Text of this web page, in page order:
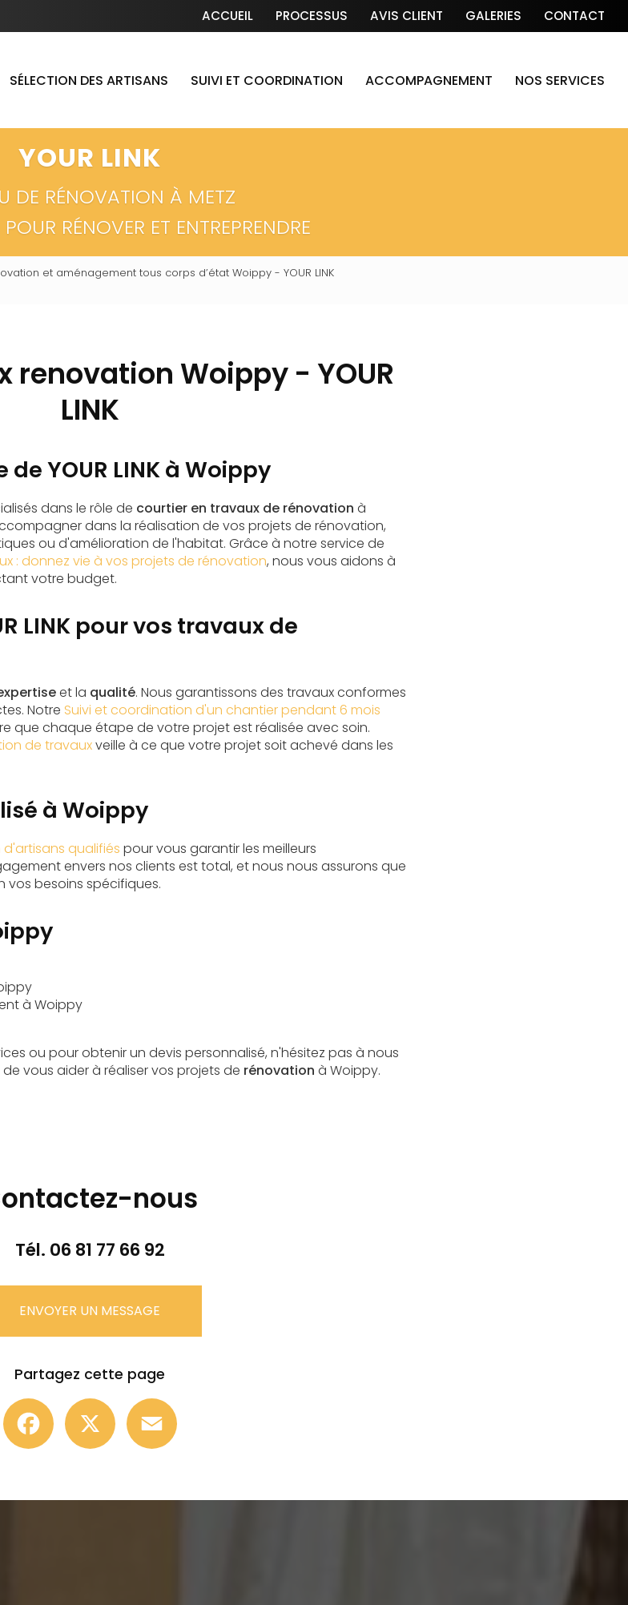
Navigation secondaire
ACCUEIL PROCESSUS AVIS CLIENT GALERIES CONTACT
SÉLECTION DES ARTISANS SUIVI ET COORDINATION ACCOMPAGNEMENT NOS SERVICES
YOUR LINK
DE RÉNOVATION À METZ
RÉNOVER ET ENTREPRENDRE
et aménagement tous corps d’état Woippy - YOUR LINK
Woippy - YOUR
LINK
YOUR LINK à Woippy
dans le rôle de courtier en travaux de rénovation à
dans la réalisation de vos projets de rénovation,
ou d'amélioration de l'habitat. Grâce à notre service de
: donnez vie à vos projets de rénovation, nous vous aidons à
votre budget.
LINK pour vos travaux de
et la qualité. Nous garantissons des travaux conformes
Notre Suivi et coordination d'un chantier pendant 6 mois
que chaque étape de votre projet est réalisée avec soin.
de travauxveille à ce que votre projet soit achevé dans les
à Woippy
qualifiés pour vous garantir les meilleurs
envers nos clients est total, et nous nous assurons que
vos besoins spécifiques.
à Woippy
ou pour obtenir un devis personnalisé, n'hésitez pas à nous
vous aider à réaliser vos projets de rénovation à Woippy.
nous
Tél. 06 81 77 66 92
ENVOYER UN MESSAGE
Partagez cette page
Facebook